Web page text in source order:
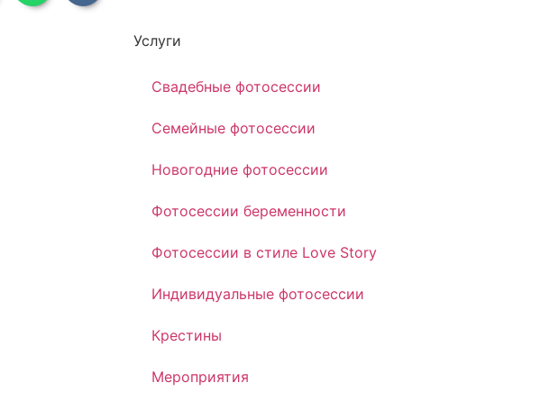
Услуги
Свадебные фотосессии
Семейные фотосессии
Новогодние фотосессии
Фотосессии беременности
Фотосессии в стиле Love Story
Индивидуальные фотосессии
Крестины
Мероприятия